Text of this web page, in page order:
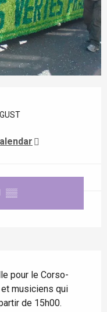
▒▒
pour le Corso-
musiciens qui
de 15h00.